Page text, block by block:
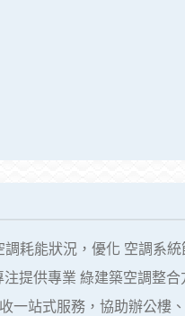
耗能狀況，優化 空調系
提供專業 綠建築空調整
一站式服務，協助辦公樓